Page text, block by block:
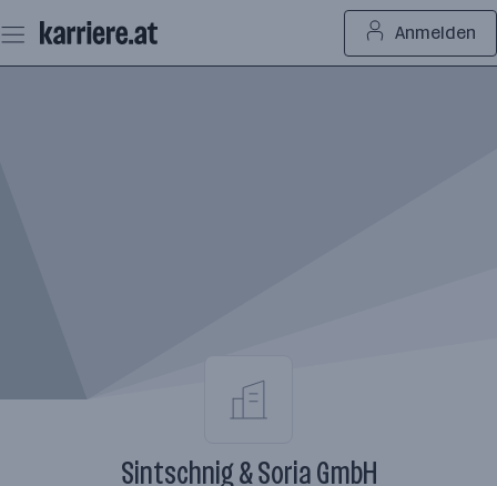
Seiteninhalt
springen
Anmelden
Sintschnig & Soria GmbH